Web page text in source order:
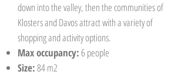
down into the valley, then the communities of
Klosters and Davos attract with a variety of
shopping and activity options.
Max occupancy: 6 people
Size:84 m2